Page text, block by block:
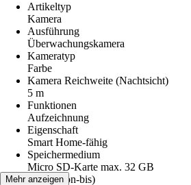
Artikeltyp
Kamera
Ausführung
Überwachungskamera
Kameratyp
Farbe
Kamera Reichweite (Nachtsicht)
5 m
Funktionen
Aufzeichnung
Eigenschaft
Smart Home-fähig
Speichermedium
Micro SD-Karte max. 32 GB
Breite (von-bis)
Mehr anzeigen